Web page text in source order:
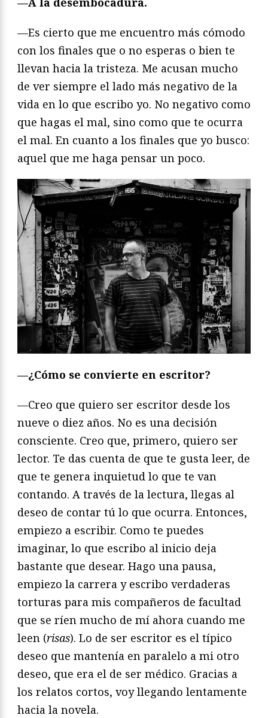
—Es cierto que me encuentro más cómodo
con los finales que o no esperas o bien te
llevan hacia la tristeza. Me acusan mucho
de ver siempre el lado más negativo de la
vida en lo que escribo yo. No negativo como
que hagas el mal, sino como que te ocurra
el mal. En cuanto a los finales que yo busco:
aquel que me haga pensar un poco.
—¿Cómo se convierte en escritor?
—Creo que quiero ser escritor desde los
nueve o diez años. No es una decisión
consciente. Creo que, primero, quiero ser
lector. Te das cuenta de que te gusta leer, de
que te genera inquietud lo que te van
contando. A través de la lectura, llegas al
deseo de contar tú lo que ocurra. Entonces,
empiezo a escribir. Como te puedes
imaginar, lo que escribo al inicio deja
bastante que desear. Hago una pausa,
empiezo la carrera y escribo verdaderas
torturas para mis compañeros de facultad
que se ríen mucho de mí ahora cuando me
leen (risas). Lo de ser escritor es el típico
deseo que mantenía en paralelo a mi otro
deseo, que era el de ser médico. Gracias a
los relatos cortos, voy llegando lentamente
hacia la novela.